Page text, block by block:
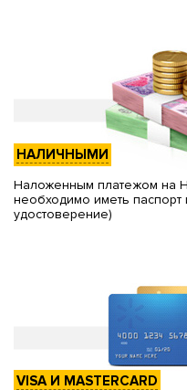
НАЛИЧНЫМИ
Наложенным платежом на
необходимо иметь паспорт
удостоверение)
VISA И MASTERCARD